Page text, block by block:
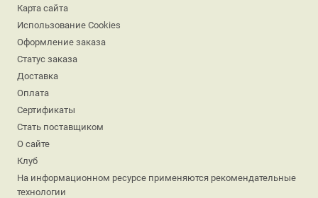
Карта сайта
Использование Cookies
Оформление заказа
Статус заказа
Доставка
Оплата
Сертификаты
Стать поставщиком
О сайте
Клуб
На информационном ресурсе применяются рекомендательные
технологии